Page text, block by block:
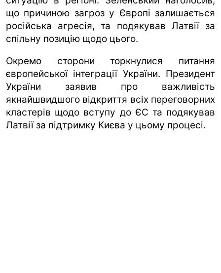
що причиною загроз у Європі залишається
російська агресія, та подякував Латвії за
спільну позицію щодо цього.
Окремо сторони торкнулися питання
європейської інтеграції України. Президент
України заявив про важливість
якнайшвидшого відкриття всіх переговорних
кластерів щодо вступу до ЄС та подякував
Латвії за підтримку Києва у цьому процесі.